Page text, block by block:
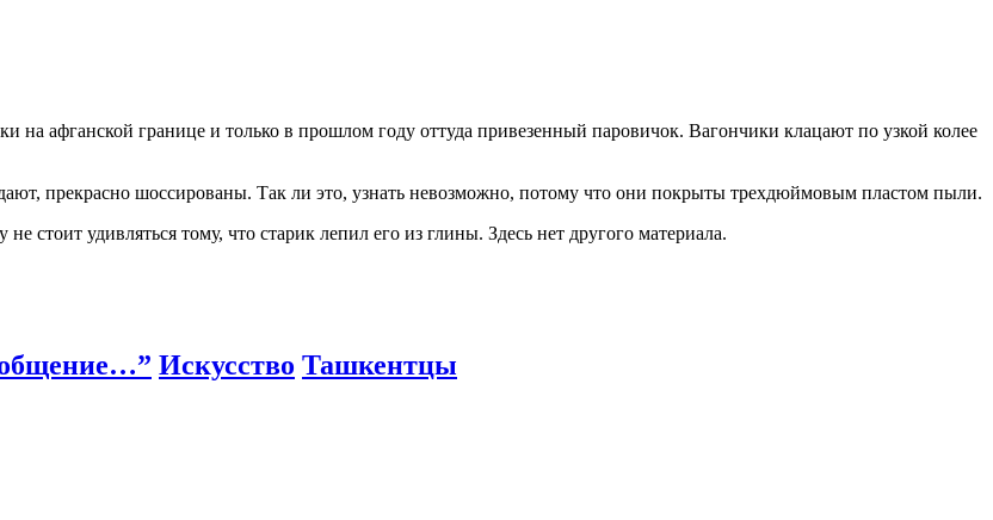
на афганской границе и только в прошлом году оттуда привезенный паровичок. Вагончики клацают по узкой колее
прекрасно шоссированы. Так ли это, узнать невозможно, потому что они покрыты трехдюймовым пластом пыли.
стоит удивляться тому, что старик лепил его из глины. Здесь нет другого материала.
общение…” Искусство Ташкентцы